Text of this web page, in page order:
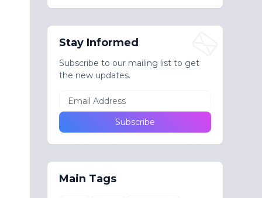
Stay Informed
Subscribe to our mailing list to get
the new updates.
Main Tags